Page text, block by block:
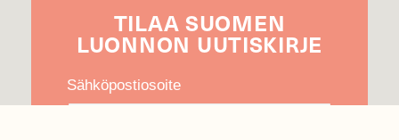
TILAA SUOMEN
LUONNON UUTIS­KIRJE
Sähköpostiosoite